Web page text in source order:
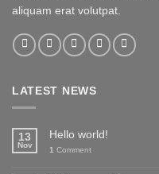
aliquam erat volutpat.
LATEST NEWS
13
Nov
Hello world!
1 Comment